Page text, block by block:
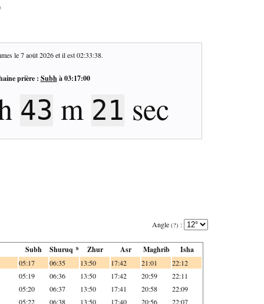
le7 août 2026et il est02:33:39.
prière : Subhà03:17:00
43 m 20 sec
Angle (?) :
Subh Shuruq * Zhur Asr Maghrib Isha
05:17 06:35 13:50 17:42 21:01
22:12
05:19
06:36 13:50 17:42 20:59
22:11
05:20
06:37 13:50 17:41 20:58
22:09
05:22
06:38 13:50 17:40 20:56
22:07